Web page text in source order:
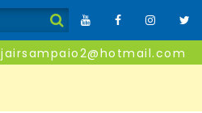
jairsampaio2@hotmail.com